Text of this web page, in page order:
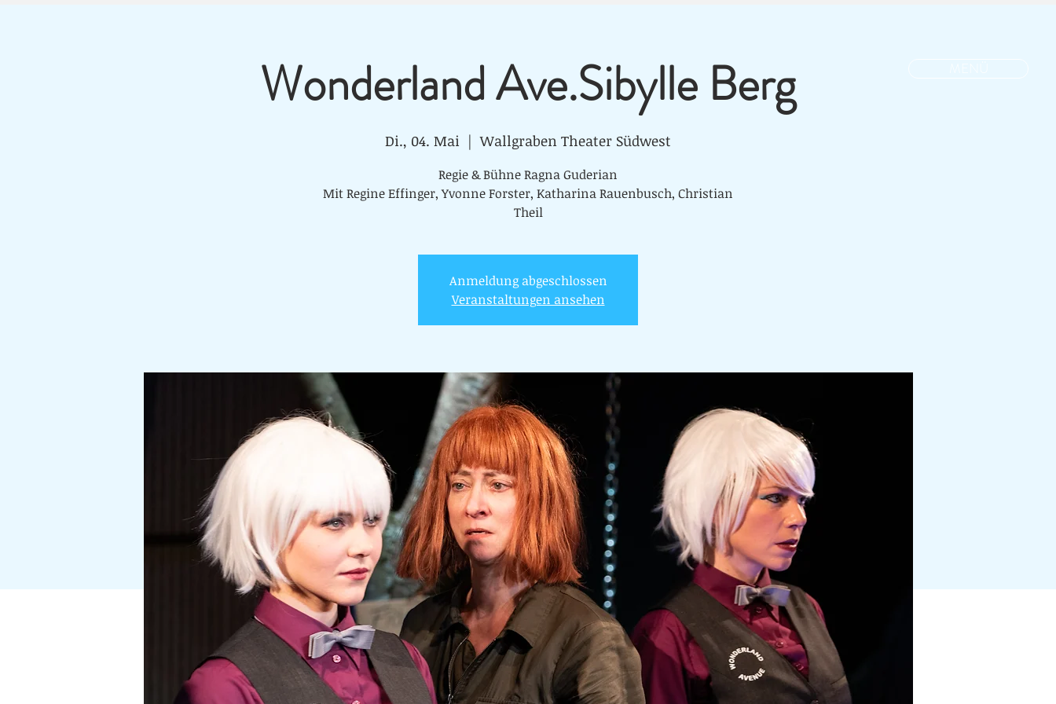
Wonderland Ave.Sibylle Berg
Di., 04. Mai
  |
Wallgraben Theater Südwest
Regie & Bühne Ragna Guderian
Mit Regine Effinger, Yvonne Forster, Katharina Rauenbusch, Christian
Theil
Anmeldung abgeschlossen
Veranstaltungen ansehen